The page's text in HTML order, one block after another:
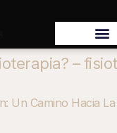
–
Un Camino Hacia